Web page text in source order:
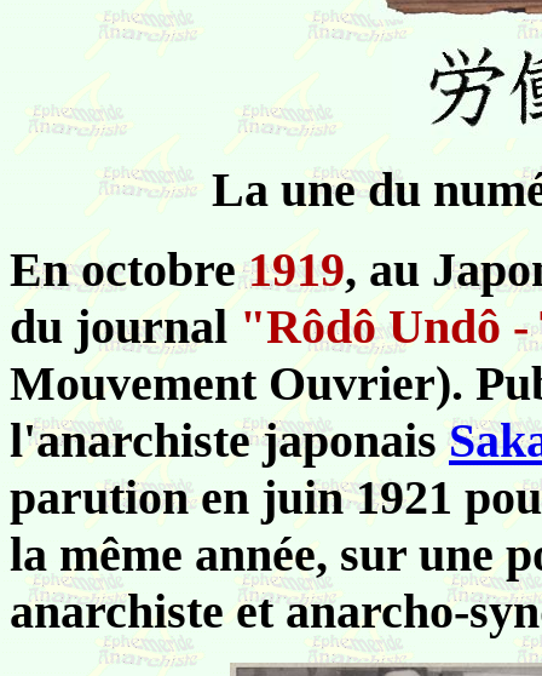
La une du
En octobre1919, au
du journal "Rôdô Undô
Mouvement Ouvrier).
l'anarchiste japonais
parution en juin 1921
la même année, sur une
anarchiste et anarcho-